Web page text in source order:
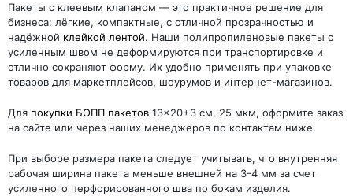
Пакеты с клеевым клапаном — это практичное решение для
бизнеса: лёгкие, компактные, с отличной прозрачностью и
надёжной клейкой лентой. Наши полипропиленовые пакеты с
усиленным швом не деформируются при транспортировке и
отлично сохраняют форму. Их удобно применять при упаковке
товаров для маркетплейсов, шоурумов и интернет-магазинов.
Для покупки БОПП пакетов 13×20+3 см, 25 мкм, оформите заказ
на сайте или через наших менеджеров по контактам ниже.
При выборе размера пакета следует учитывать, что внутренняя
рабочая ширина пакета меньше внешней на 3-4 мм за счет
усиленного перфорированного шва по бокам изделия.